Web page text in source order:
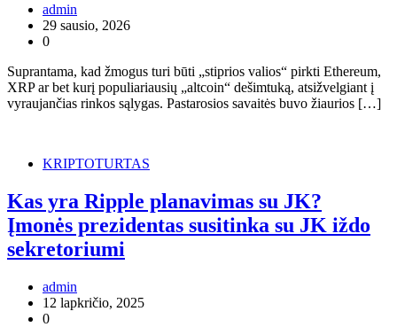
admin
29 sausio, 2026
0
Suprantama, kad žmogus turi būti „stiprios valios“ pirkti Ethereum,
XRP ar bet kurį populiariausių „altcoin“ dešimtuką, atsižvelgiant į
vyraujančias rinkos sąlygas. Pastarosios savaitės buvo žiaurios […]
KRIPTOTURTAS
Kas yra Ripple planavimas su JK?
Įmonės prezidentas susitinka su JK iždo
sekretoriumi
admin
12 lapkričio, 2025
0